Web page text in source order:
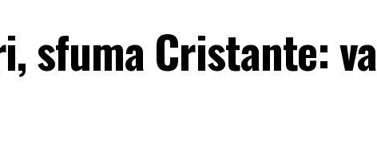
sfuma Cristante: va